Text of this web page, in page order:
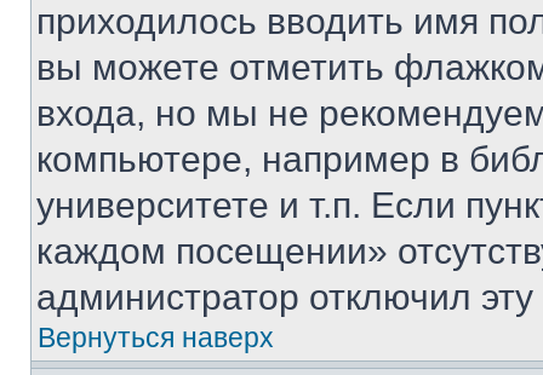
приходилось вводить имя
вы можете отметить
входа, но мы не
компьютере, например в
университете и т.п. Если
каждом посещении»
администратор отключил
Вернуться наверх